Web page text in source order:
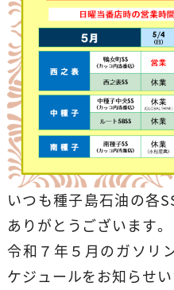
いつも種子島石油の各
ありがとうございます。
令和７年５月のガソリ
ケジュールをお知らせい